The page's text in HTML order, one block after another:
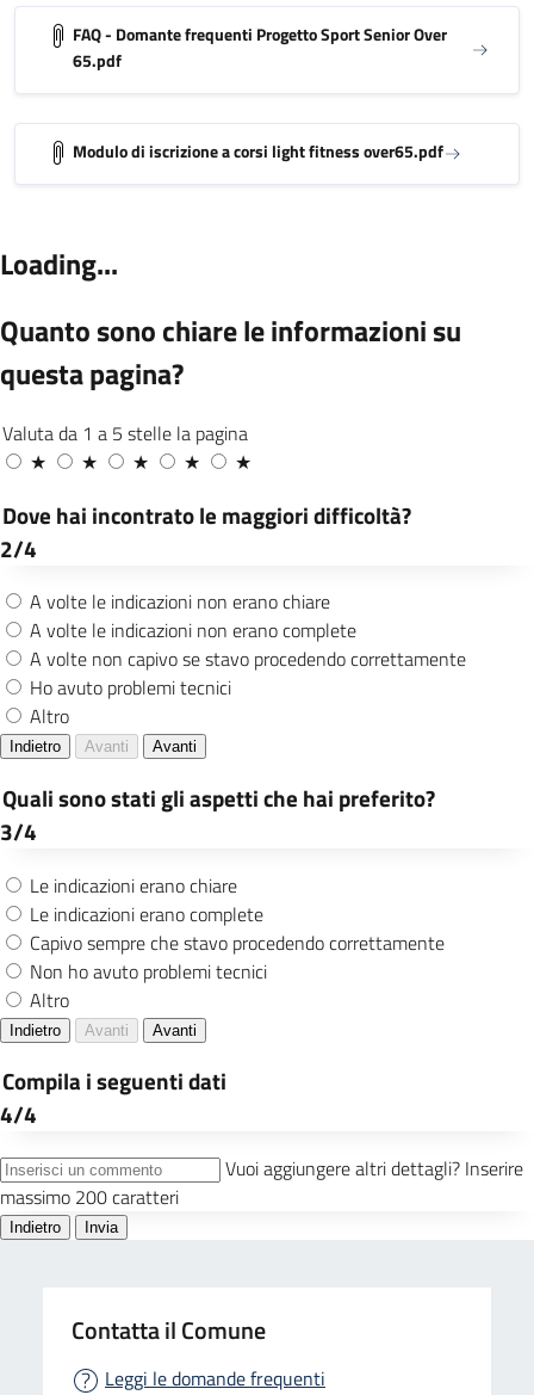
FAQ - Domante frequenti Progetto Sport Senior Over
65.pdf
Modulo di iscrizione a corsi light fitness over65.pdf
Contatta il Comune
Leggi le domande frequenti